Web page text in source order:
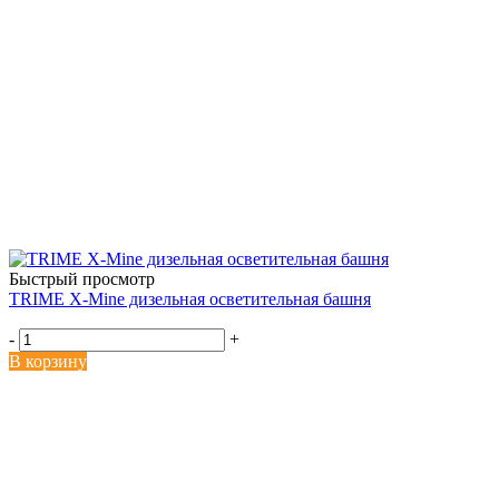
Быстрый просмотр
TRIME X-Mine дизельная осветительная башня
-
+
В корзину